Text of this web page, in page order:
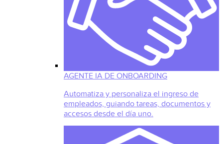
AGENTE IA DE ONBOARDING
Automatiza y personaliza el ingreso de
empleados, guiando tareas, documentos y
accesos desde el día uno.